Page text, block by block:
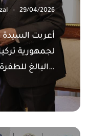
29/04/2026
​أعربت السيدة
لجمهورية
البالغ للطفرة التكنولوجية والتعليمية التي…